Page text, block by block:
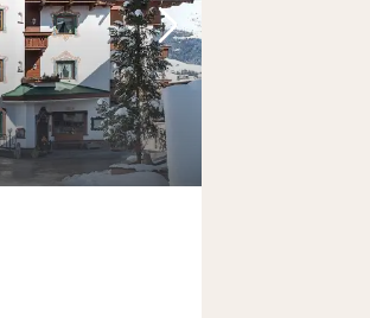
Nächstes Bild